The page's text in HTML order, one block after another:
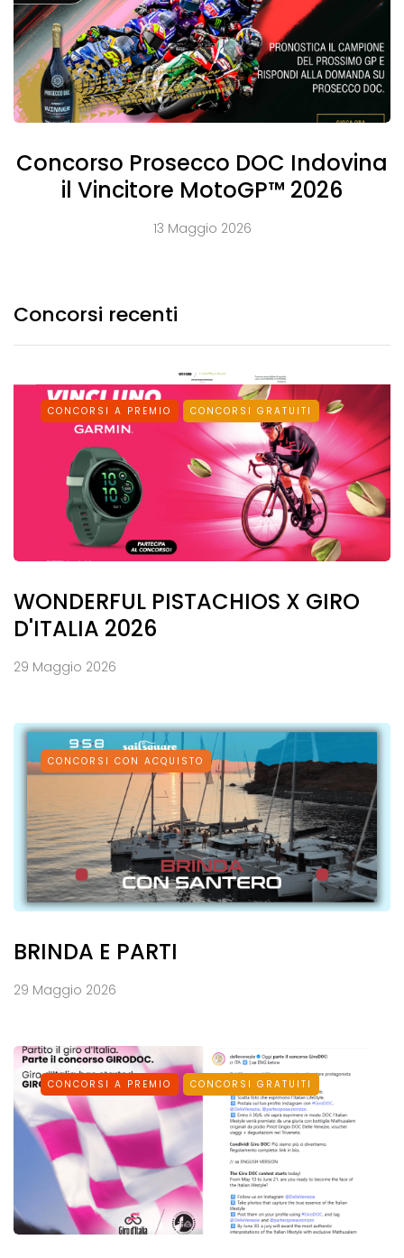
Concorso Prosecco DOC Indovina
il Vincitore MotoGP™ 2026
13 Maggio 2026
Concorsi recenti
CONCORSI A PREMIO CONCORSI GRATUITI
WONDERFUL PISTACHIOS X GIRO
D'ITALIA 2026
29 Maggio 2026
CONCORSI CON ACQUISTO
BRINDA E PARTI
29 Maggio 2026
CONCORSI A PREMIO CONCORSI GRATUITI